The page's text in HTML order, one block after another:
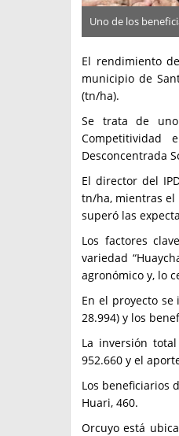
Uno de los
El rendimiento
municipio de
(tn/ha).
Se trata de
Competitividad
Desconcentrada
El director del
tn/ha, mientras el
superó las
Los factores
variedad
agronómico y, lo
En el proyecto
28.994) y los
La inversión
952.660 y el
Los beneficiarios
Huari, 460.
Orcuyo está